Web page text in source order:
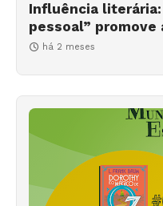
Influência
pessoal” promove
há 2 meses